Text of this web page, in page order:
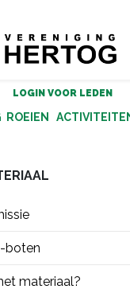
LOGIN VOOR LEDEN
ROEIEN
boten
materiaal?